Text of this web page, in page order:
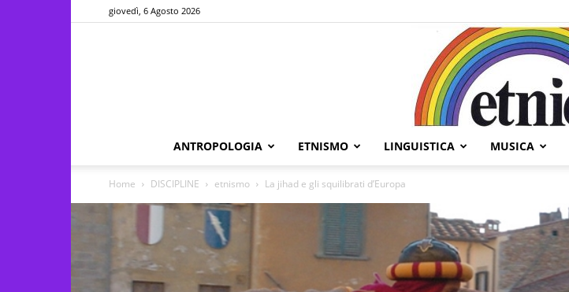
giovedì, 6 Agosto 2026
ANTROPOLOGIA ETNISMO LINGUISTICA MUSICA
Home DISCIPLINE etnismo La jihad e gli squilibrati d’Europa